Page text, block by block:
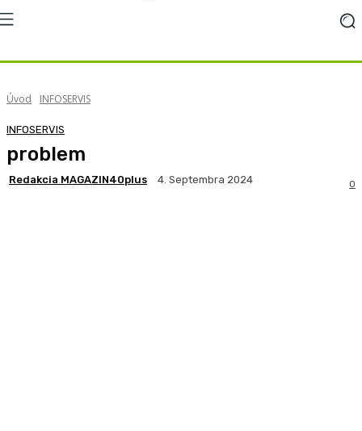
Úvod INFOSERVIS
INFOSERVIS
problem
Redakcia MAGAZIN40plus 4. Septembra 2024 0